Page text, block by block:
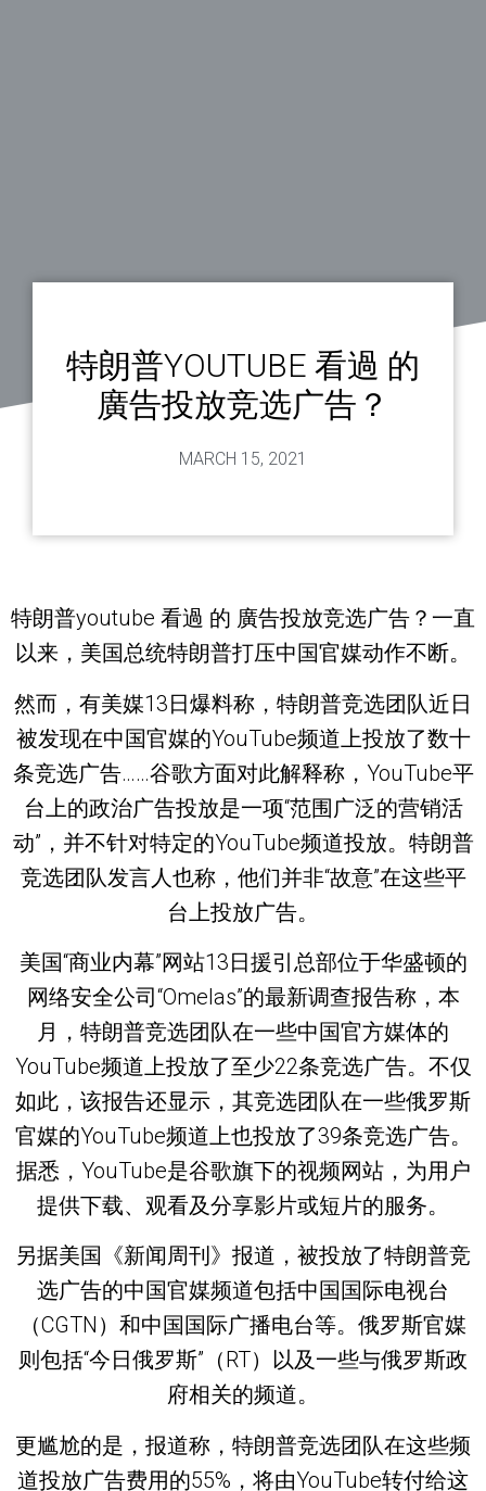
特朗普YOUTUBE 看過 的
廣告投放竞选广告？
MARCH 15, 2021
特朗普youtube 看過 的 廣告投放竞选广告？一直
以来，美国总统特朗普打压中国官媒动作不断。
然而，有美媒13日爆料称，特朗普竞选团队近日
被发现在中国官媒的YouTube频道上投放了数十
条竞选广告……谷歌方面对此解释称，YouTube平
台上的政治广告投放是一项“范围广泛的营销活
动”，并不针对特定的YouTube频道投放。特朗普
竞选团队发言人也称，他们并非“故意”在这些平
台上投放广告。
美国“商业内幕”网站13日援引总部位于华盛顿的
网络安全公司“Omelas”的最新调查报告称，本
月，特朗普竞选团队在一些中国官方媒体的
YouTube频道上投放了至少22条竞选广告。不仅
如此，该报告还显示，其竞选团队在一些俄罗斯
官媒的YouTube频道上也投放了39条竞选广告。
据悉，YouTube是谷歌旗下的视频网站，为用户
提供下载、观看及分享影片或短片的服务。
另据美国《新闻周刊》报道，被投放了特朗普竞
选广告的中国官媒频道包括中国国际电视台
（CGTN）和中国国际广播电台等。俄罗斯官媒
则包括“今日俄罗斯”（RT）以及一些与俄罗斯政
府相关的频道。
更尴尬的是，报道称，特朗普竞选团队在这些频
道投放广告费用的55%，将由YouTube转付给这